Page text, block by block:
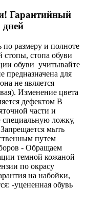
Гарантийный
дней
по размеру и полноте
стопы, стопа обуви
обуви учитывайте
предназначена для
не является
Изменение цвета
дефектом В
части и
ложку,
мыть
путем
- Обращаем
темной кожаной
по окрасу
на набойки,
-уцененная обувь